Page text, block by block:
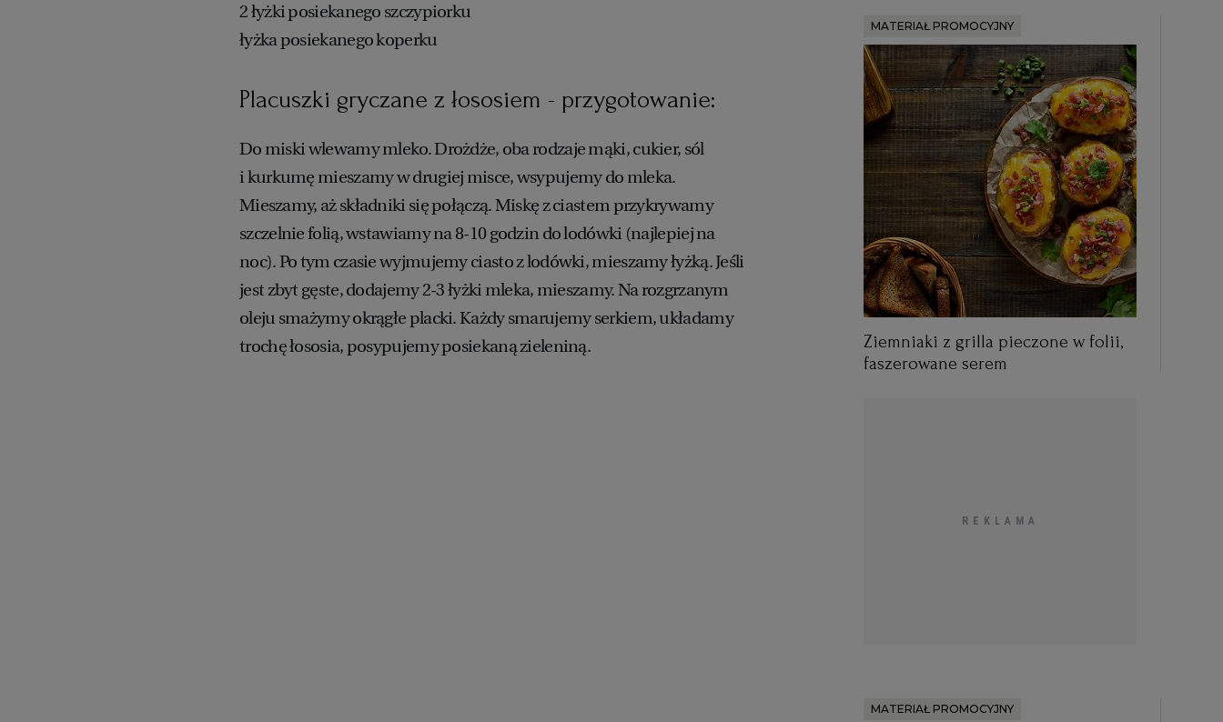
2 łyżki posiekanego szczypiorku
łyżka posiekanego koperku
Placuszki gryczane z łososiem - przygotowanie:
Do miski wlewamy mleko. Drożdże, oba rodzaje mąki, cukier, sól
i kurkumę mieszamy w drugiej misce, wsypujemy do mleka.
Mieszamy, aż składniki się połączą. Miskę z ciastem przykrywamy
szczelnie folią, wstawiamy na 8-10 godzin do lodówki (najlepiej na
noc). Po tym czasie wyjmujemy ciasto z lodówki, mieszamy łyżką. Jeśli
jest zbyt gęste, dodajemy 2-3 łyżki mleka, mieszamy. Na rozgrzanym
oleju smażymy okrągłe placki. Każdy smarujemy serkiem, układamy
trochę łososia, posypujemy posiekaną zieleniną.
MATERIAŁ PROMOCYJNY
Ziemniaki z grilla pieczone w folii,
faszerowane serem
MATERIAŁ PROMOCYJNY